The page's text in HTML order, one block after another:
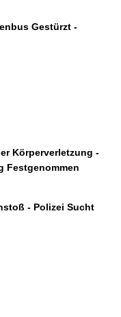
Gestürzt -
Körperverletzung -
Festgenommen
- Polizei Sucht